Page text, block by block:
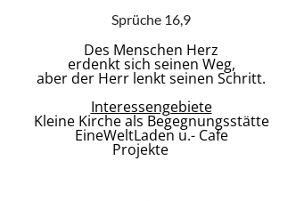
Sprüche 16,9
Des Menschen Herz
erdenkt sich seinen Weg,
aber der Herr lenkt seinen Schritt.
Interessengebiete
Kleine Kirche als Begegnungsstätte
EineWeltLaden u.- Cafe
Projekte